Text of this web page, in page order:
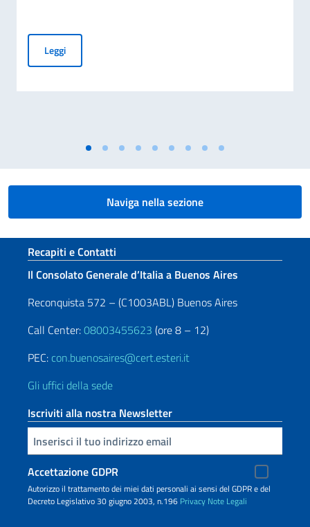
LeggiGiornata nazionale del sacrificio del lavoro italiano nel
Naviga nella sezione
Sezione footer
Recapiti e Contatti
Il Consolato Generale d’Italia a Buenos Aires
Reconquista 572 – (C1003ABL) Buenos Aires
Call Center:08003455623 (ore 8 – 12)
PEC: con.buenosaires@cert.esteri.it
Gli uffici della sede
Iscriviti alla nostra Newsletter
Inserisci la tua email
Accettazione GDPR
Autorizzo il trattamento dei miei dati personali ai sensi del GDPR e del
Decreto Legislativo 30 giugno 2003, n.196 Privacy Note Legali